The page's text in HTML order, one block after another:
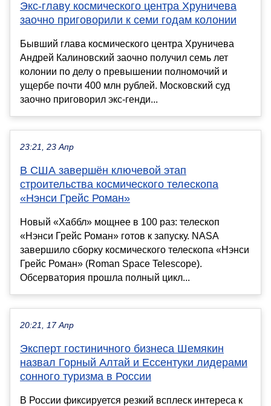
Экс-главу космического центра Хруничева
заочно приговорили к семи годам колонии
Бывший глава космического центра Хруничева
Андрей Калиновский заочно получил семь лет
колонии по делу о превышении полномочий и
ущербе почти 400 млн рублей. Московский суд
заочно приговорил экс-генди...
23:21, 23 Апр
В США завершён ключевой этап
строительства космического телескопа
«Нэнси Грейс Роман»
Новый «Хаббл» мощнее в 100 раз: телескоп
«Нэнси Грейс Роман» готов к запуску. NASA
завершило сборку космического телескопа «Нэнси
Грейс Роман» (Roman Space Telescope).
Обсерватория прошла полный цикл...
20:21, 17 Апр
Эксперт гостиничного бизнеса Шемякин
назвал Горный Алтай и Ессентуки лидерами
сонного туризма в России
В России фиксируется резкий всплеск интереса к